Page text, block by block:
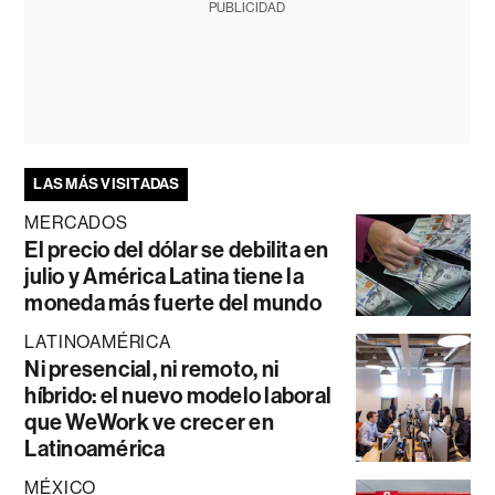
PUBLICIDAD
LAS MÁS VISITADAS
MERCADOS
El precio del dólar se debilita en
julio y América Latina tiene la
moneda más fuerte del mundo
LATINOAMÉRICA
Ni presencial, ni remoto, ni
híbrido: el nuevo modelo laboral
que WeWork ve crecer en
Latinoamérica
MÉXICO